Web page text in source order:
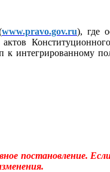
www.pravo.gov.ru), где
интегрированному
постановление.